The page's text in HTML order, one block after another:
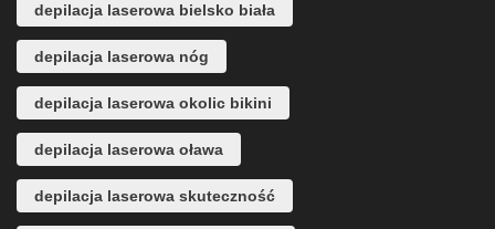
depilacja laserowa bielsko biała
depilacja laserowa nóg
depilacja laserowa okolic bikini
depilacja laserowa oława
depilacja laserowa skuteczność